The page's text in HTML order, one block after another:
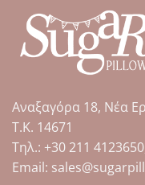
έχει
Οι
επιλογές
να
στη
σελίδα
του
Αναξαγόρα 18, Νέα
Τ.Κ. 14671
Tηλ.: +30 211
Email: